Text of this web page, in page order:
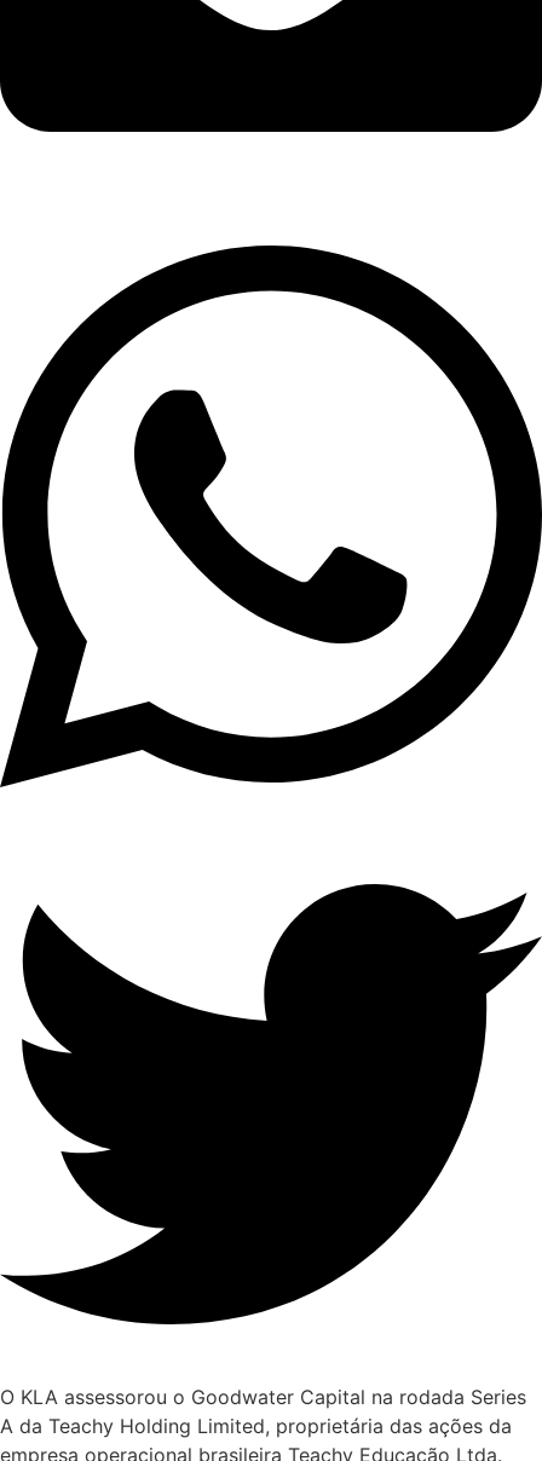
O KLA assessorou o Goodwater Capital na rodada Series
A da Teachy Holding Limited, proprietária das ações da
empresa operacional brasileira Teachy Educação Ltda.